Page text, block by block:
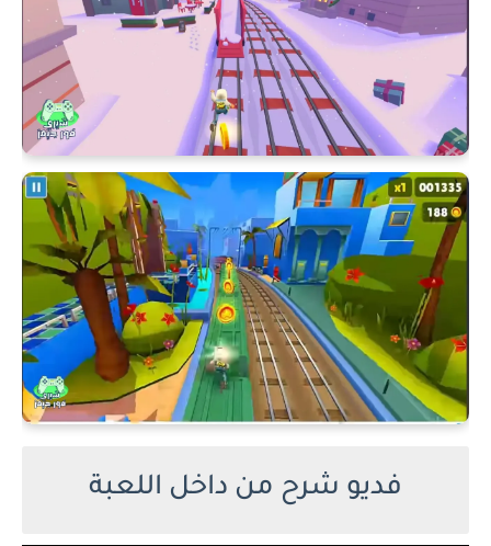
فديو شرح من داخل اللعبة